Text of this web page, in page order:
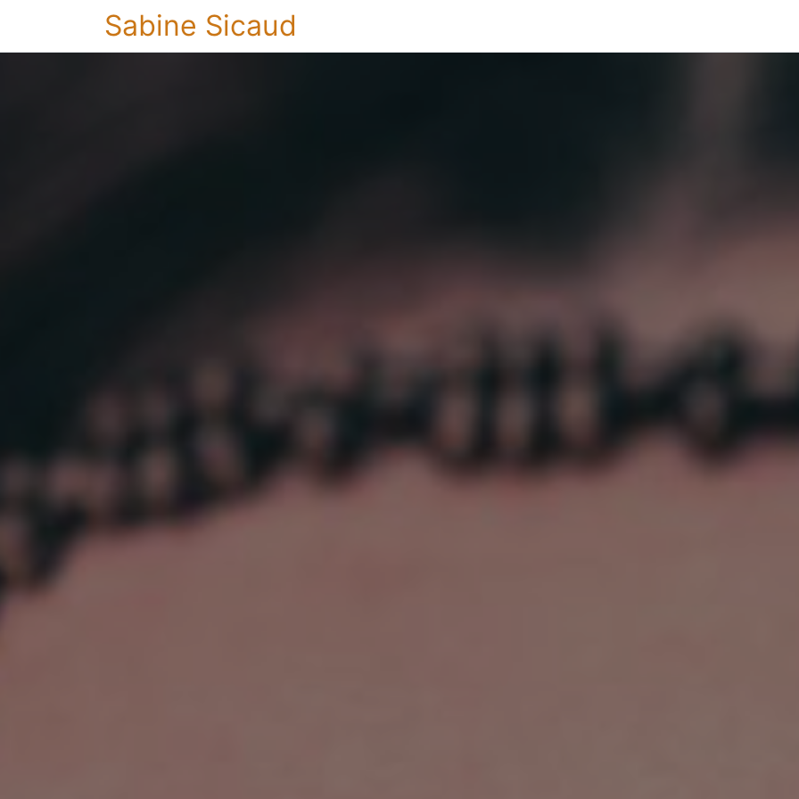
Sabine Sicaud